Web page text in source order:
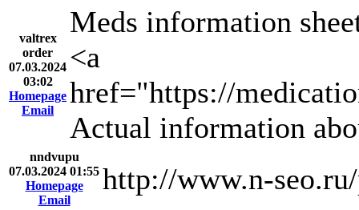
valtrex
order
07.03.2024
03:02
Homepage
Email
Meds information
<a
href="https://
Actual information
nndvupu
07.03.2024 01:55
Homepage
Email
http://www.n-